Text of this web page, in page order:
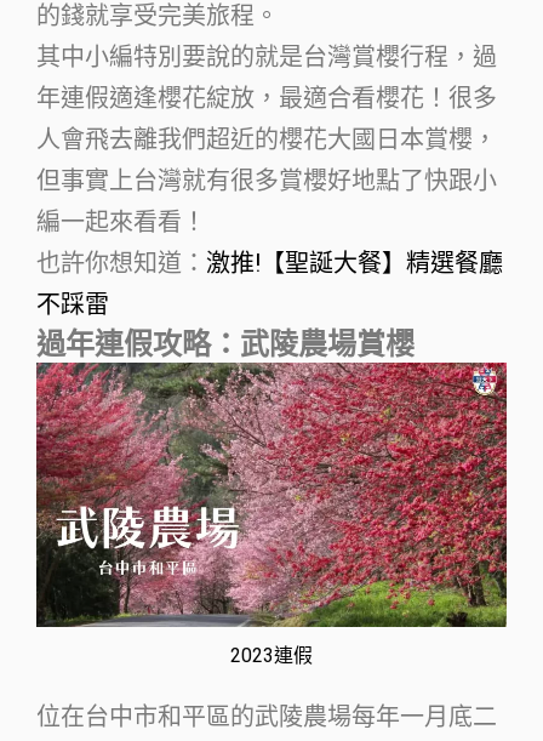
的錢就享受完美旅程。
其中小編特別要說的就是台灣賞櫻行程，過
年連假適逢櫻花綻放，最適合看櫻花！很多
人會飛去離我們超近的櫻花大國日本賞櫻，
但事實上台灣就有很多賞櫻好地點了快跟小
編一起來看看！
也許你想知道： 激推!【聖誕大餐】精選餐廳
不踩雷
過年連假攻略：武陵農場賞櫻
2023連假
位在台中市和平區的武陵農場每年一月底二